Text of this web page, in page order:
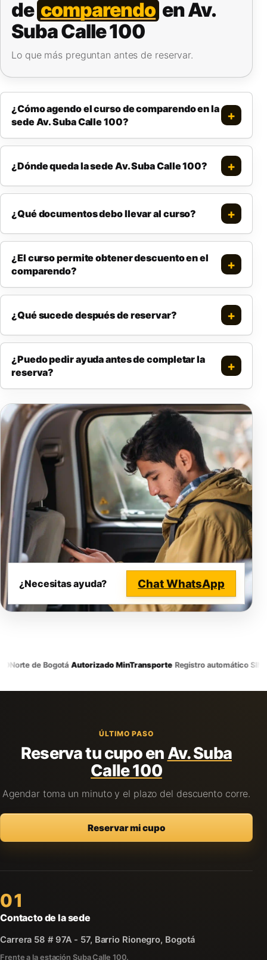
decomparendo en Av.
Suba Calle 100
Lo que más preguntan antes de reservar.
¿Cómo agendo el curso de comparendo en la
sede Av. Suba Calle 100?
¿Dónde queda la sede Av. Suba Calle 100?
¿Qué documentos debo llevar al curso?
¿El curso permite obtener descuento en el
comparendo?
¿Qué sucede después de reservar?
¿Puedo pedir ayuda antes de completar la
reserva?
¿Necesitas ayuda? Chat WhatsApp
Norte de Bogotá·Autorizado MinTransporte·Registro automático SIMIT
ÚLTIMO PASO
Reserva tu cupo enAv. Suba
Calle 100
Agendar toma un minuto y el plazo del descuento corre.
Reservar mi cupo
01
Contacto de la sede
Carrera 58 # 97A - 57, Barrio Rionegro, Bogotá
Frente a la estación Suba Calle 100.